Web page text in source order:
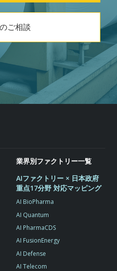
ご相談
業界別ファクトリー一覧
AIファクトリー × 日本政府
重点17分野 対応マッピング
AI BioPharma
AI Quantum
AI PharmaCDS
AI FusionEnergy
AI Defense
AI Telecom